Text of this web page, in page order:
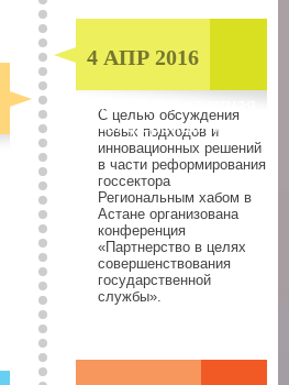
4 АПР 2016
Ежегодная отчетная
конференция Хаба
С целью обсуждения
новых подходов и
инновационных решений
в части реформирования
госсектора
Региональным хабом в
Астане организована
конференция
«Партнерство в целях
совершенствования
государственной
службы».